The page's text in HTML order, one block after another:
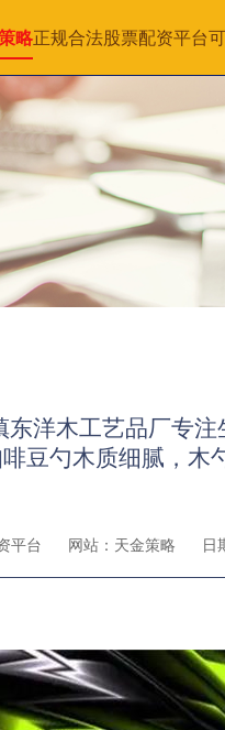
略正规合法股票配资平台
洋木工艺品厂专
豆勺木质细腻，木
平台 网站：天金策略 日